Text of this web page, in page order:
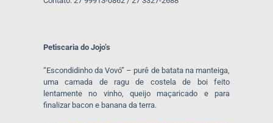
Petiscaria do Jojo’s
“Escondidinho da Vovó” – purê de batata na manteiga,
uma camada de ragu de costela de boi feito
lentamente no vinho, queijo maçaricado e para
finalizar bacon e banana da terra.